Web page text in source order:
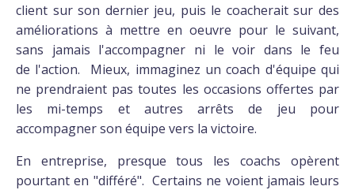
client sur son dernier jeu, puis le coacherait sur des
améliorations à mettre en oeuvre pour le suivant,
sans jamais l'accompagner ni le voir dans le feu
de l'action. Mieux, immaginez un coach d'équipe qui
ne prendraient pas toutes les occasions offertes par
les mi-temps et autres arrêts de jeu pour
accompagner son équipe vers la victoire.
En entreprise, presque tous les coachs opèrent
pourtant en "différé". Certains ne voient jamais leurs